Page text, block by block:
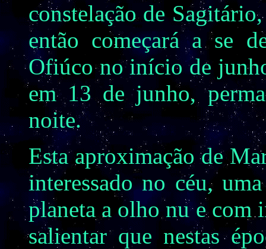
constelação de
então começará a se
Ofiúco no início de
em 13 de junho,
noite.
Esta aproximação de
interessado no céu,
planeta a olho nu e com
salientar que nestas